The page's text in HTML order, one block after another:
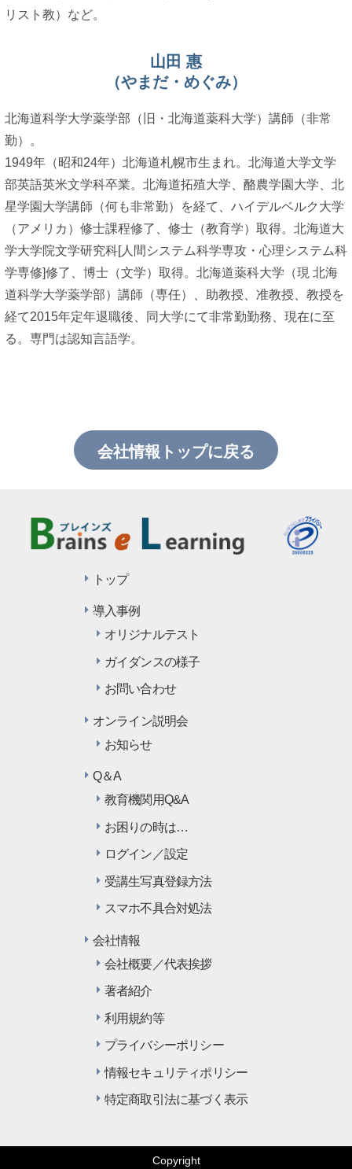
リスト教）など。
山田 惠
（やまだ・めぐみ）
北海道科学大学薬学部（旧・北海道薬科大学）講師（非常
勤）。
1949年（昭和24年）北海道札幌市生まれ。北海道大学文学
部英語英米文学科卒業。北海道拓殖大学、酪農学園大学、北
星学園大学講師（何も非常勤）を経て、ハイデルベルク大学
（アメリカ）修士課程修了、修士（教育学）取得。北海道大
学大学院文学研究科[人間システム科学専攻・心理システム科
学専修]修了、博士（文学）取得。北海道薬科大学（現 北海
道科学大学薬学部）講師（専任）、助教授、准教授、教授を
経て2015年定年退職後、同大学にて非常勤勤務、現在に至
る。専門は認知言語学。
会社情報トップに戻る
トップ
導入事例
オリジナルテスト
ガイダンスの様子
お問い合わせ
オンライン説明会
お知らせ
Q＆A
教育機関用Q&A
お困りの時は…
ログイン／設定
受講生写真登録方法
スマホ不具合対処法
会社情報
会社概要／代表挨拶
著者紹介
利用規約等
プライバシーポリシー
情報セキュリティポリシー
特定商取引法に基づく表示
Copyright